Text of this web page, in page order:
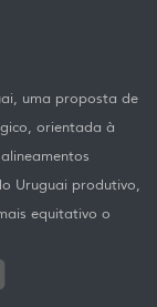
uma proposta de
orientada à
Uruguai produtivo,
equitativo o